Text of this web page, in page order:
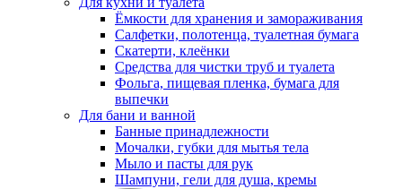
Ёмкости для хранения и замораживания
Салфетки, полотенца, туалетная бумага
Скатерти, клеёнки
Средства для чистки труб и туалета
Фольга, пищевая пленка, бумага для
выпечки
Для бани и ванной
Банные принадлежности
Мочалки, губки для мытья тела
Мыло и пасты для рук
Шампуни, гели для душа, кремы